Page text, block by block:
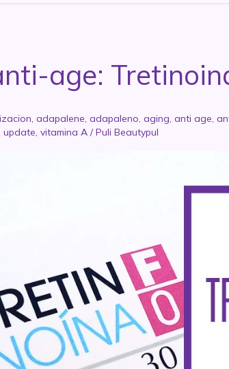
age:
, adapalene, adapaleno, aging, anti age,
update, vitamina A /Puli Beautypul